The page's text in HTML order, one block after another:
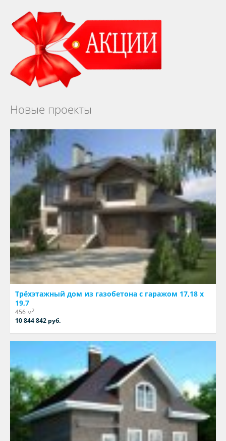
Новые проекты
Трёхэтажный дом из газобетона с гаражом 17,18 х
19,7
456 м2
10 844 842 руб.